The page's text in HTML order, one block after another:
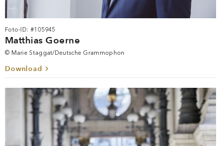
Foto-ID: #105945
Matthias Goerne
© Marie Staggat/Deutsche Grammophon
Download